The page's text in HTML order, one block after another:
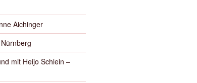
Aichinger
mit Heijo Schlein –